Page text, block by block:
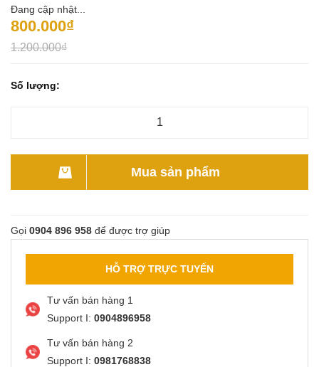
Đang cập nhật...
800.000₫
1.200.000₫
Số lượng:
Mua sản phẩm
Gọi 0904 896 958 để được trợ giúp
HỖ TRỢ TRỰC TUYẾN
Tư vấn bán hàng 1
Support I: 0904896958
Tư vấn bán hàng 2
Support I: 0981768838